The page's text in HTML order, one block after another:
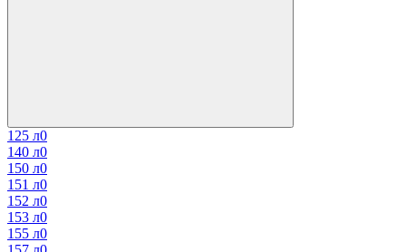
125 л0
140 л0
150 л0
151 л0
152 л0
153 л0
155 л0